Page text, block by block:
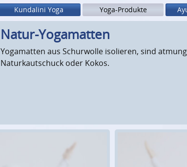
Kundalini Yoga Yoga-Produkte
Natur-Yogamatten
Yogamatten aus Schurwolle isolieren, sind
Naturkautschuck oder Kokos.